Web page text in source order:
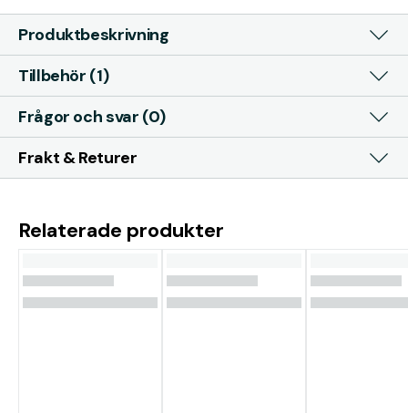
465 g
Produktbeskrivning
Tillbehör (1)
Frågor och svar (0)
Frakt & Returer
Relaterade produkter